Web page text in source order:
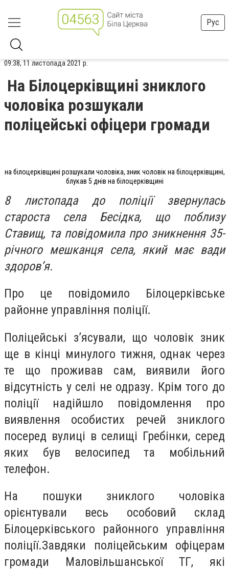
Рус
09:38, 11 листопада 2021 р.
На Білоцерківщині зниклого
чоловіка розшукали
поліцейські офіцери громади
на білоцерківщині розшукали чоловіка, зник чоловік на білоцерківщині,
блукав 5 днів на білоцерківщині
8 листопада до поліції звернулась
староста села Бесідка, що поблизу
Ставищ, та повідомила про зникнення 35-
річного мешканця села, який має вади
здоров’я.
Про це повідомило Білоцерківське
районне управління поліції.
Поліцейські з’ясували, що чоловік зник
ще в кінці минулого тижня, однак через
те що проживав сам, виявили його
відсутність у селі не одразу. Крім того до
поліції надійшло повідомлення про
виявлення особистих речей зниклого
посеред вулиці в селищі Гребінки, серед
яких був велосипед та мобільний
телефон.
На пошуки зниклого чоловіка
орієнтували весь особовий склад
Білоцерківського районного управління
поліції.Завдяки поліцейським офіцерам
громади Маловільшанської ТГ, які